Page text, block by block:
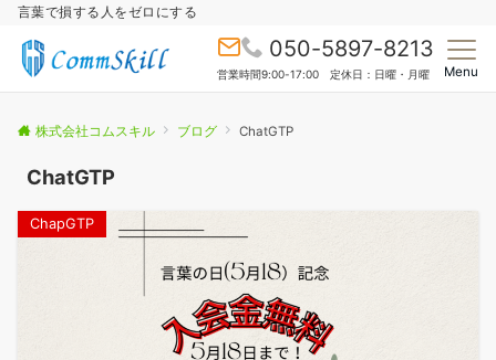
言葉で損する人をゼロにする
050-5897-8213
営業時間9:00-17:00 定休日：日曜・月曜 Menu
株式会社コムスキル ブログ ChatGTP
ChatGTP
ChapGTP